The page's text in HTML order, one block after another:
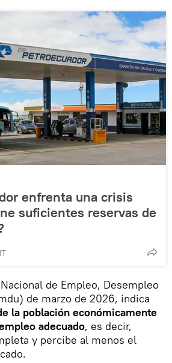
enfrenta una crisis
suficientes reservas de
de Empleo, Desempleo
de marzo de 2026, indica
la población económicamente
adecuado, es decir,
y percibe al menos el